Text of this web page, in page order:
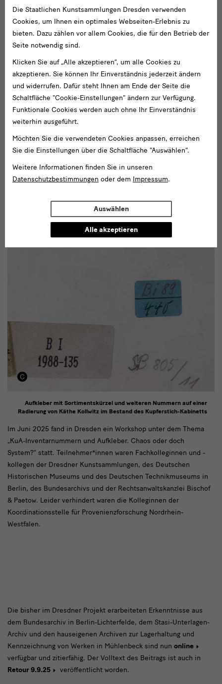
Im
Juni
2025
fand
Im Juni 2025 fand in Dresden ein Workshop unter dem Thema
„KuA-Inventarnummern und Aufkleber. Chaos oder doch
System?“ statt. Teilnehmer*innen waren Fachkolleginnen und -
kollegen der Dresdner Kunstsammlungen, des Deutschen
Historischen Museums und des Deutschen Technikmuseums in
Berlin, des Bundesarchivs und der Rechtsanwaltskanzlei Bischof
& Paetow. Leider verhindert waren die Kolleginnen der
Koordinationsstelle für Provenienzforschung Nordrhein-
Westfalen.
Aufkleber mit Sortimentskürzel und weiteren Nummern auf einer
Radierung von Käthe Kollwitz im Bestand des Kupferstich-Kabinetts
Die
bisher
im
Dresdner
Projekt
Die bisher im Dresdner Projekt erarbeiteten Erkenntnisse aus
dem Bundesarchiv in Berlin-Lichterfelde, dem Stasi-Unterlagen-
Archiv und den hauseigenen Archiven zur Lagerhaltung und
Kennzeichnung von Werken in Mühlenbeck sind nun online
verfügbar und zitierfähig. Der Volltext des Beitrags ist auch in
Retour 9.9.25
veröffentlicht worden.
Die Staatlichen Kunstsammlungen Dresden verwenden
Cookies, um Ihnen ein optimales Webseiten-Erlebnis zu
bieten. Dazu zählen vor allem Cookies, die für den Betrieb der
Seite notwendig sind.
Klicken Sie auf „Alle akzeptieren“, um alle Cookies zu
akzeptieren. Sie können Ihr Einverständnis jederzeit ändern
und widerrufen. Dafür steht Ihnen am Ende der Seite die
Schaltfläche "Cookie-Einstellungen" ändern zur Verfügung.
Funktionale Cookies werden auch ohne Ihr Einverständnis
weiterhin ausgeführt.
Möchten Sie die verwendeten Cookies anpassen, erreichen
Sie die Einstellungen über die Schaltfläche "Auswählen".
Weitere Informationen finden Sie in unseren
Datenschutzbestimmungen oder dem Impressum.
Auswählen
Alle akzeptieren